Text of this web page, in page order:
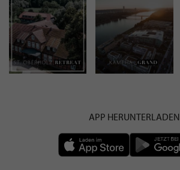
APP HERUNTERLADEN